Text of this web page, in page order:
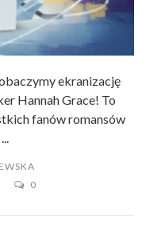
ekranizację
Hannah Grace! To
fanów romansów
0